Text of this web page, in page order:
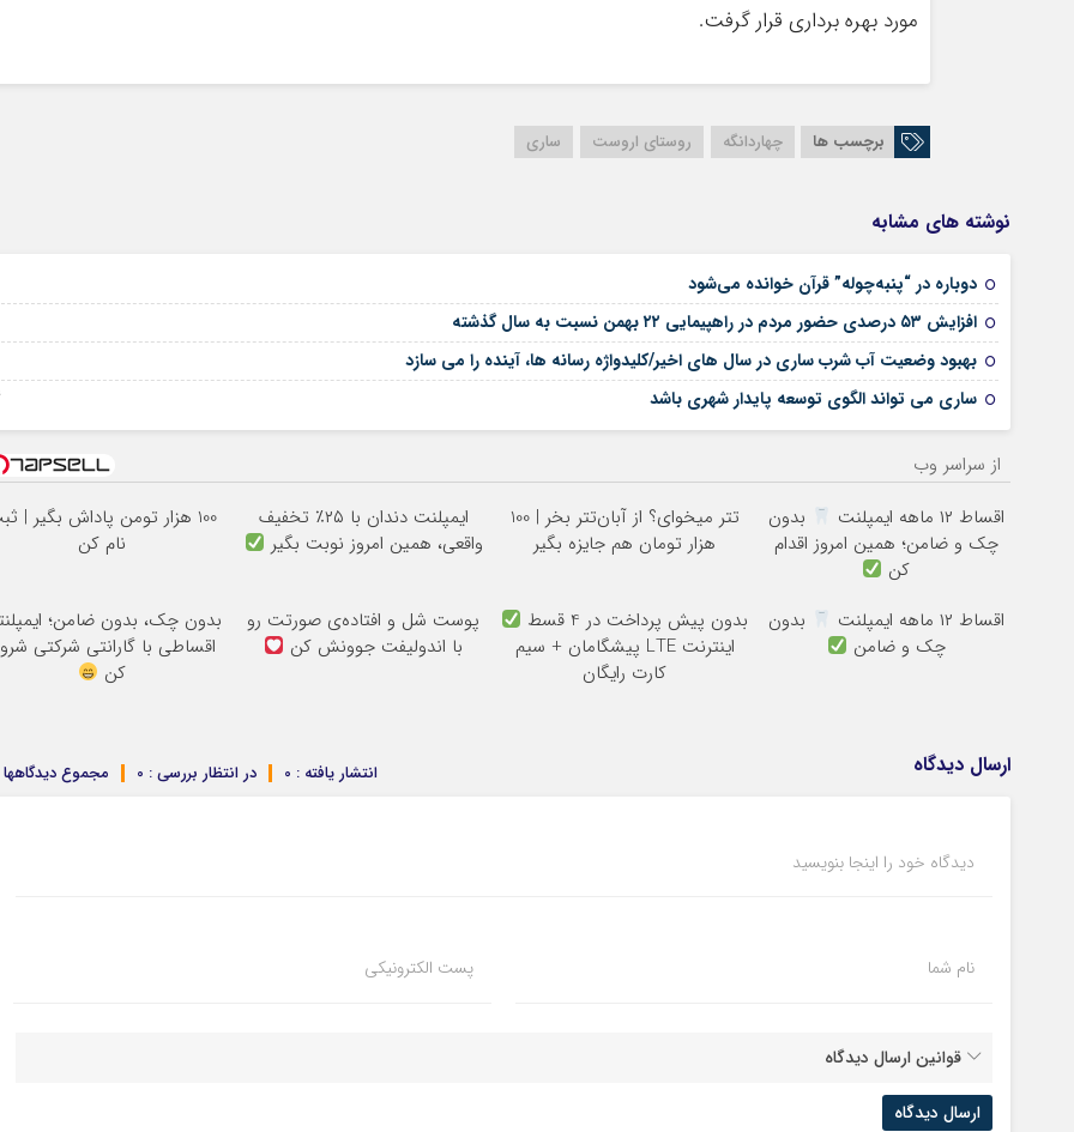
مورد بهره برداری قرار گرفت.
برچسب ها چهاردانگه روستای اروست ساری
نوشته های مشابه
دوباره در “پنبه‌چوله” قرآن خوانده می‌شود
افزایش ۵۳ درصدی حضور مردم در راهپیمایی ۲۲ بهمن نسبت به سال گذشته
بهبود وضعیت آب شرب ساری در سال های اخیر/کلیدواژه رسانه ها، آینده را می سازد
ساری می تواند الگوی توسعه پایدار شهری باشد
از سراسر وب
اقساط ۱۲ ماهه ایمپلنت
بدون
چک و ضامن؛ همین امروز اقدام
کن
تتر میخوای؟ از آبان‌تتر بخر | 100
هزار تومان هم جایزه بگیر
ایمپلنت دندان با ۲۵٪ تخفیف
واقعی، همین امروز نوبت بگیر
100 هزار تومن پاداش بگیر |
نام کن
اقساط ۱۲ ماهه ایمپلنت
بدون
چک و ضامن
بدون پیش پرداخت در 4 قسط
اینترنت LTE پیشگامان + سیم
کارت رایگان
پوست شل و افتاده‌ی صورتت رو
با اندولیفت جوونش کن
بدون چک، بدون ضامن؛
اقساطی با گارانتی شرکتی
کن
ارسال دیدگاه مجموع دیدگاهها : در انتظار بررسی : 0 انتشار یافته : 0
دیدگاه خود را اینجا بنویسید
نام شما پست الکترونیکی
قوانین ارسال دیدگاه